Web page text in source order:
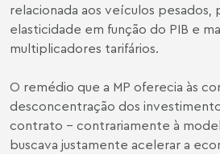
relacionada aos veículos
elasticidade em função do PIB e
multiplicadores tarifários.
O remédio que a MP oferecia às
desconcentração dos
contrato – contrariamente à
buscava justamente acelerar a